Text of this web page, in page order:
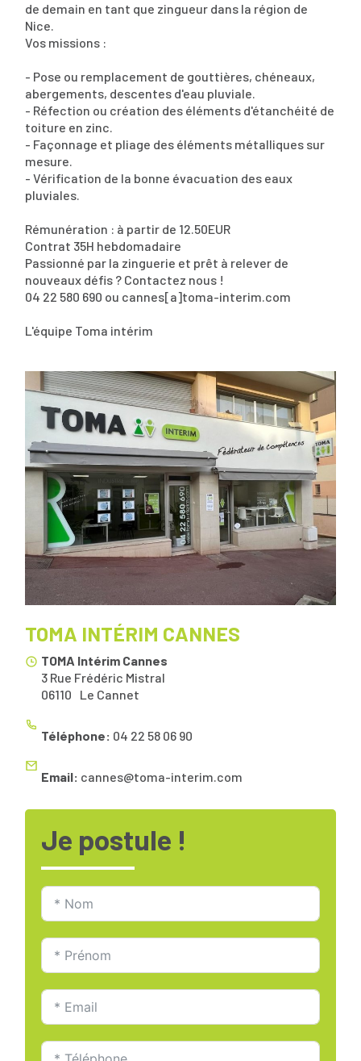
de demain en tant que zingueur dans la région de
Nice.
Vos missions :
- Pose ou remplacement de gouttières, chéneaux,
abergements, descentes d'eau pluviale.
- Réfection ou création des éléments d'étanchéité de
toiture en zinc.
- Façonnage et pliage des éléments métalliques sur
mesure.
- Vérification de la bonne évacuation des eaux
pluviales.
Rémunération : à partir de 12.50EUR
Contrat 35H hebdomadaire
Passionné par la zinguerie et prêt à relever de
nouveaux défis ? Contactez nous !
04 22 580 690 ou cannes[a]toma-interim.com
L'équipe Toma intérim
TOMA INTÉRIM CANNES
TOMA Intérim Cannes
3 Rue Frédéric Mistral
Le Cannet
06110
Téléphone: 04 22 58 06 90
Email: cannes@toma-interim.com
Je postule !